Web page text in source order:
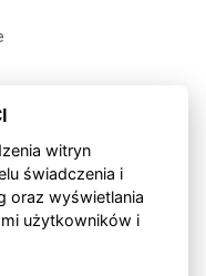
witryn
świadczenia i
oraz wyświetlania
użytkowników i